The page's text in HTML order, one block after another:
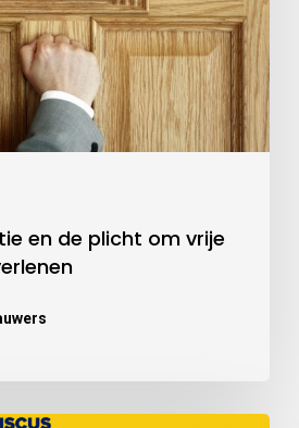
en de plicht om vrije